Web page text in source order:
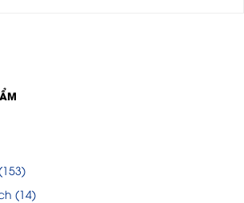
(14)